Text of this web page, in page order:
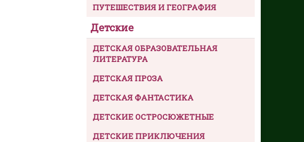
ПУТЕШЕСТВИЯ И ГЕОГРАФИЯ
Детские
ДЕТСКАЯ ОБРАЗОВАТЕЛЬНАЯ
ЛИТЕРАТУРА
ДЕТСКАЯ ПРОЗА
ДЕТСКАЯ ФАНТАСТИКА
ДЕТСКИЕ ОСТРОСЮЖЕТНЫЕ
ДЕТСКИЕ ПРИКЛЮЧЕНИЯ